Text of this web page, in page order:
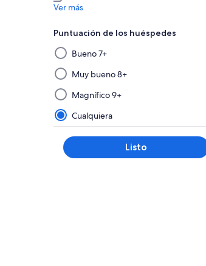
Ver más
Puntuación de los huéspedes
Al
seleccionar
y
aplicar
un
filtro
de
este
grupo,
Bueno 7+
Muy bueno 8+
Magnífico 9+
Cualquiera
Listo